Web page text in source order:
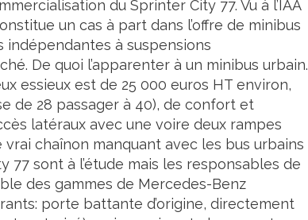
du Sprinter City 77. Vu à l’IAA
un cas à part dans l’offre de minibus
indépendantes à suspensions
De quoi l’apparenter à un minibus urbain.
essieux est de 25 000 euros HT environ,
de 28 passager à 40), de confort et
latéraux avec une voire deux rampes
chaînon manquant avec les bus urbains
77 sont à l’étude mais les responsables de
des gammes de Mercedes-Benz
porte battante d’origine, directement